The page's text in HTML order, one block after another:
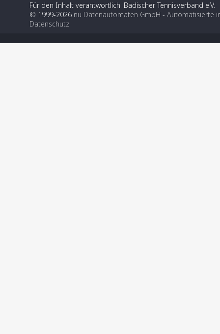
Für den Inhalt verantwortlich: Badischer Tennisverband e.V.
© 1999-2026 nu Datenautomaten GmbH - Automatisierte
Datenschutz